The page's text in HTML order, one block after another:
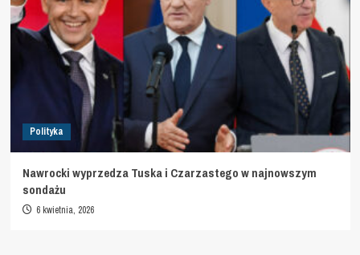
Polityka
Nawrocki wyprzedza Tuska i Czarzastego w najnowszym
sondażu
6 kwietnia, 2026